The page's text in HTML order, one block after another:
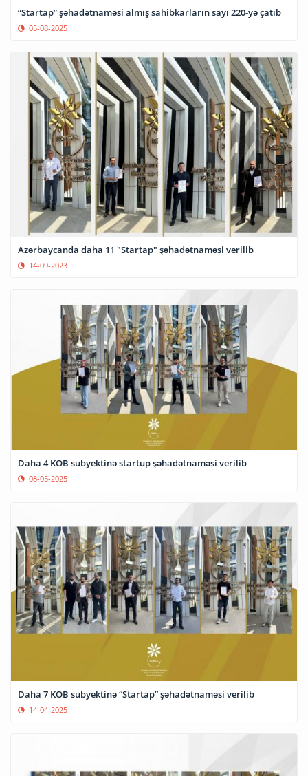
“Startap” şəhadətnaməsi almış sahibkarların sayı 220-yə çatıb
05-08-2025
Azərbaycanda daha 11 "Startap" şəhadətnaməsi verilib
14-09-2023
Daha 4 KOB subyektinə startup şəhadətnaməsi verilib
08-05-2025
Daha 7 KOB subyektinə “Startap” şəhadətnaməsi verilib
14-04-2025